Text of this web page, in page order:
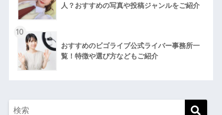
人？おすすめの写真や投稿ジャンルをご紹介
10
おすすめのビゴライブ公式ライバー事務所一
覧！特徴や選び方などもご紹介